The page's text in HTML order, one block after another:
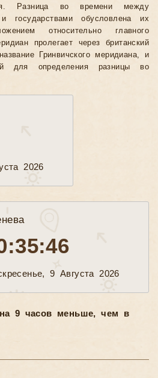
Разница во времени между
государствами обусловлена их
относительно главного
пролегает через британский
Гринвичского меридиана, и
для определения разницы во
2026
9 Августа 2026
9 часов меньше, чем в